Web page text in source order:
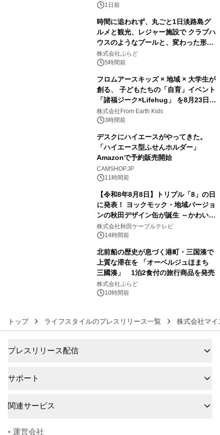
ボグッズも発売決定！
1日前
時間に追われず、丸ごと1日淡路島グ
ルメと観光、レジャー施設で クラブハ
ウスのようなプールと、変わった形の
サウナも 「THE BOXY AWAJI」のお
得な素泊まり連泊プランで
株式会社ぷらど
5時間前
フロムアースキッズ × 地域 × 大学生が
創る、 子どもたちの「自育」イベント
「諸福ジーク×Lifehug」 を8月23日
(日)開催
株式会社From Earth Kids
3時間前
デスクにハイエースがやってきた。
「ハイエース型ふせんホルダー」
Amazonで予約販売開始
CAMSHOP.JP
11時間前
【令和8年8月8日】トリプル「8」の日
に発表！ ヨックモック・地域バージョ
ンの秋田デザイン缶が誕生 ～かわいい
秋田犬の子犬と秋田の四季と名所を巡
るパッケージ～ 9月1日(火)秋田県内で
株式会社秋田ケーブルテレビ
14時間前
北前船の歴史が息づく港町・三国湊で
上質な滞在を 「オーベルジュほまち
三國湊」 1泊2食付の旅行商品を発売
株式会社ぷらど
10時間前
トップ ライフスタイルのプレスリリース一覧 株式会社マ
プレスリリース配信
サポート
関連サービス
• 運営会社